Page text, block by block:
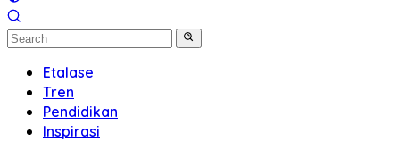
Etalase
Tren
Pendidikan
Inspirasi